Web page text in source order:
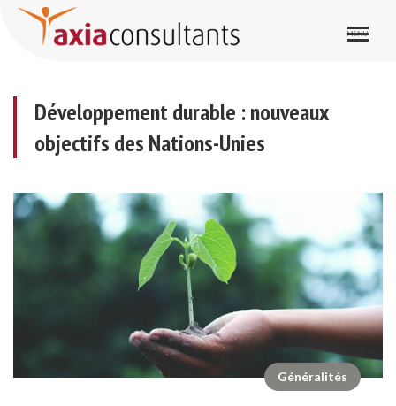
Développement durable : nouveaux
objectifs des Nations-Unies
Généralités